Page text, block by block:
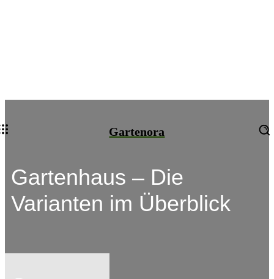
Gartenora
Gartenhaus – Die
Varianten im Überblick